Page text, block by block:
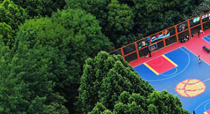
视频 小央视频 小央直播
现场 前线 比划 快看
体育 直播 竞猜 2026
VIP会员 CCTV奥林匹克频道